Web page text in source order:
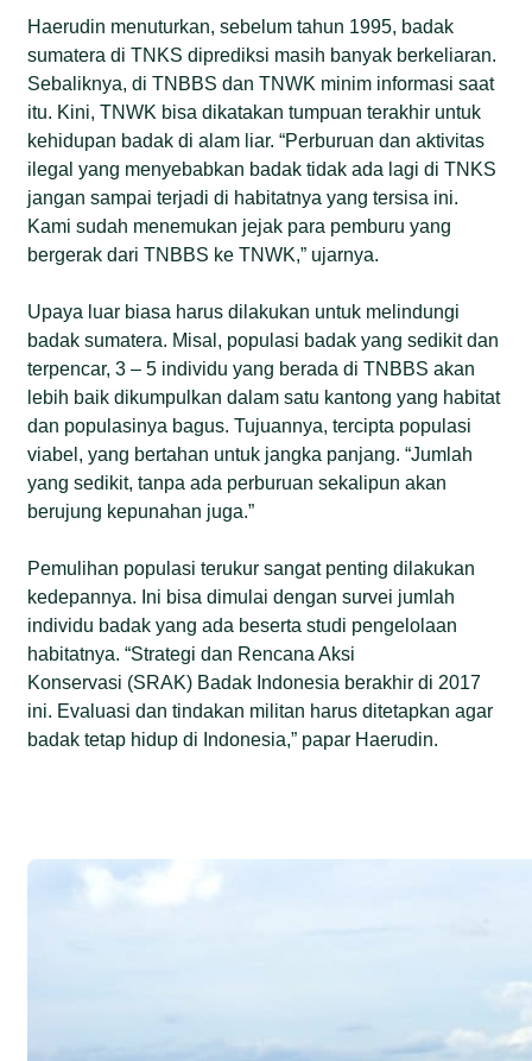
Haerudin menuturkan, sebelum tahun 1995, badak
sumatera di TNKS diprediksi masih banyak berkeliaran.
Sebaliknya, di TNBBS dan TNWK minim informasi saat
itu. Kini, TNWK bisa dikatakan tumpuan terakhir untuk
kehidupan badak di alam liar. “Perburuan dan aktivitas
ilegal yang menyebabkan badak tidak ada lagi di TNKS
jangan sampai terjadi di habitatnya yang tersisa ini.
Kami sudah menemukan jejak para pemburu yang
bergerak dari TNBBS ke TNWK,” ujarnya.
Upaya luar biasa harus dilakukan untuk melindungi
badak sumatera. Misal, populasi badak yang sedikit dan
terpencar, 3 – 5 individu yang berada di TNBBS akan
lebih baik dikumpulkan dalam satu kantong yang habitat
dan populasinya bagus. Tujuannya, tercipta populasi
viabel, yang bertahan untuk jangka panjang. “Jumlah
yang sedikit, tanpa ada perburuan sekalipun akan
berujung kepunahan juga.”
Pemulihan populasi terukur sangat penting dilakukan
kedepannya. Ini bisa dimulai dengan survei jumlah
individu badak yang ada beserta studi pengelolaan
habitatnya. “Strategi dan Rencana Aksi
Konservasi (SRAK) Badak Indonesia berakhir di 2017
ini. Evaluasi dan tindakan militan harus ditetapkan agar
badak tetap hidup di Indonesia,” papar Haerudin.